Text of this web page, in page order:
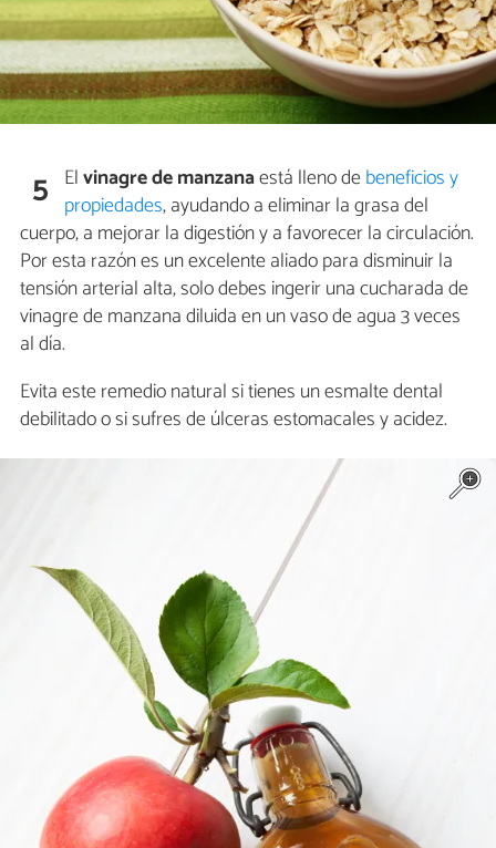
5 Elvinagre de manzanaestá lleno debeneficios y
propiedades, ayudando a eliminar la grasa del
cuerpo, a mejorar la digestión y a favorecer la circulación.
Por esta razón es un excelente aliado para disminuir la
tensión arterial alta, solo debes ingerir una cucharada de
vinagre de manzana diluida en un vaso de agua 3 veces
al día.
Evita este remedio natural si tienes un esmalte dental
debilitado o si sufres de úlceras estomacales y acidez.